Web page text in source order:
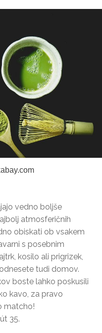
vedno boljše
atmosferičnih
obiskati ob vsakem
s posebnim
kosilo ali prigrizek,
tudi domov.
boste lahko poskusili
kavo, za pravo
matcho!
35.